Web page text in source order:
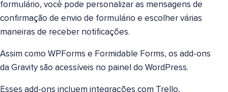
formulário, você pode personalizar as mensagens de
confirmação de envio de formulário e escolher várias
maneiras de receber notificações.
Assim como WPForms e Formidable Forms, os add-ons
da Gravity são acessíveis no painel do WordPress.
Esses add-ons incluem integrações com Trello,